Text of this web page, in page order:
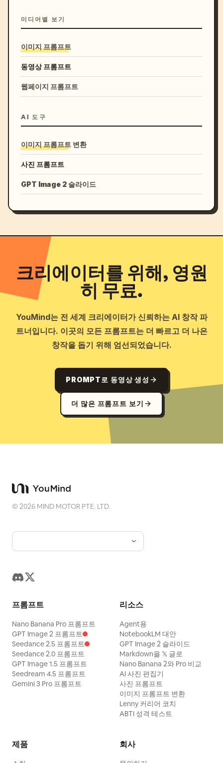
미디어별 보기
이미지 프롬프트
동영상 프롬프트
웹페이지 프롬프트
AI 도구
이미지 프롬프트 변환
사진 프롬프트
GPT Image 2 슬라이드
크리에이터를 위해, 영원
히 무료.
YouMind는 전 세계 크리에이터가 신뢰하는 AI 창작 파
트너입니다. 이곳의 모든 프롬프트는 더 빠르고 더 나은
창작을 돕기 위해 엄선되었습니다.
PROMPT로 동영상 생성
더 많은 프롬프트 보기
©2026 MIND MOTOR PTE. LTD.
프롬프트
Nano Banana Pro 프롬프트
GPT Image 2 프롬프트
Seedance 2.5 프롬프트
Seedance 2.0 프롬프트
GPT Image 1.5 프롬프트
Seedream 4.5 프롬프트
Gemini 3 Pro 프롬프트
리소스
Agent용
NotebookLM 대안
GPT Image 2 슬라이드
Markdown을 𝕏 글로
Nano Banana 2와 Pro 비교
AI 사진 편집기
사진 프롬프트
이미지 프롬프트 변환
Lenny 커리어 코치
ABTI 성격 테스트
제품 회사